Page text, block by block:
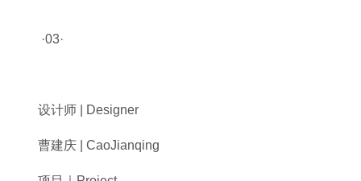
·03·
设计师 | Designer
曹建庆 | CaoJianqing